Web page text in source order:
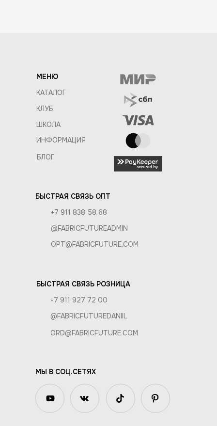
МЕНЮ
КАТАЛОГ
КЛУБ
ШКОЛА
ИНФОРМАЦИЯ
БЛОГ
БЫСТРАЯ СВЯЗЬ ОПТ
+7 911 838 58 68
@FABRICFUTUREADMIN
OPT@FABRICFUTURE.COM
БЫСТРАЯ СВЯЗЬ РОЗНИЦА
МЫ В СОЦ.СЕТЯХ
+7 911 927 72 00
@FABRICFUTUREDANIIL
ORD@FABRICFUTURE.COM